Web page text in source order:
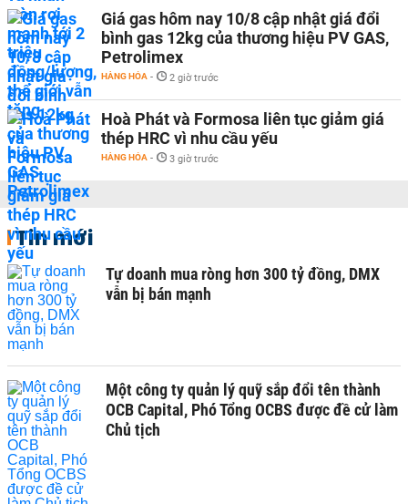
Giá gas hôm nay 10/8 cập nhật giá đổi
bình gas 12kg của thương hiệu PV GAS,
Petrolimex
HÀNG HÓA - 2 giờ trước
Hoà Phát và Formosa liên tục giảm giá
thép HRC vì nhu cầu yếu
HÀNG HÓA - 3 giờ trước
Tin mới
Tự doanh mua ròng hơn 300 tỷ đồng, DMX
vẫn bị bán mạnh
Một công ty quản lý quỹ sắp đổi tên thành
OCB Capital, Phó Tổng OCBS được đề cử làm
Chủ tịch